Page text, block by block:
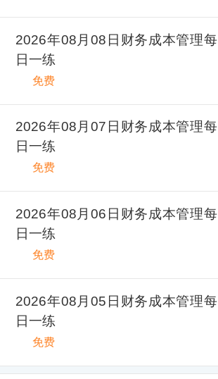
2026年08月08日财务成本管理每
日一练
免费
2026年08月07日财务成本管理每
日一练
免费
2026年08月06日财务成本管理每
日一练
免费
2026年08月05日财务成本管理每
日一练
免费